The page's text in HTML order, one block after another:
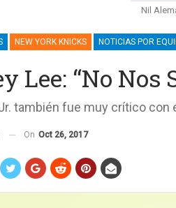
Nil
NEW YORK KNICKS NOTICIAS POR
Lee: “No Nos
también fue muy crítico con
On Oct 26, 2017